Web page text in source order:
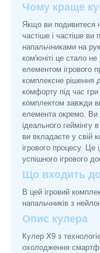
Чому краще
Якщо ви подивитеся
частіше і частіше ви
напальчниками на
ком'юніті це стало
елементом ігрового
комплексне рішення
комфорту під час
комплектом завжди
елемента окремо. Ви
ідеального геймінгу
ви вкладаєте у свій
ігрового процесу.
успішного ігрового
Що входить
В цей ігровий
напальчників з
Опис кулера
Кулер X9 з
охолодження